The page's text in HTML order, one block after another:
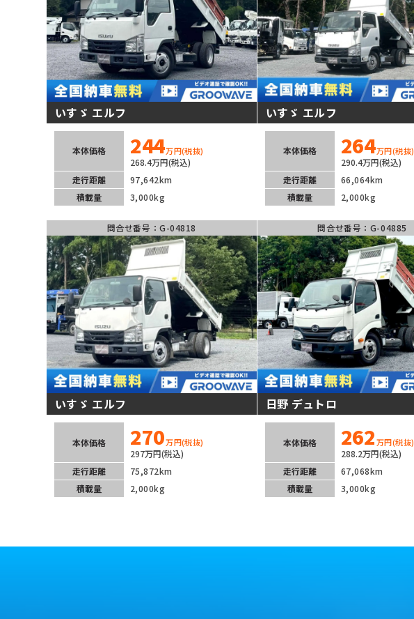
いすゞ エルフ
本体価格 244万円(税抜)
268.4万円(税込)
走行距離
97,642km
積載量
3,000kg
いすゞ エルフ
本体価格 264万円(税抜)
290.4万円(税込)
走行距離
66,064km
積載量
2,000kg
問合せ番号：G-04818
いすゞ エルフ
本体価格 270万円(税抜)
297万円(税込)
走行距離
75,872km
積載量
2,000kg
問合せ番号：G-04885
日野 デュトロ
本体価格 262万円(税抜)
288.2万円(税込)
走行距離
67,068km
積載量
3,000kg